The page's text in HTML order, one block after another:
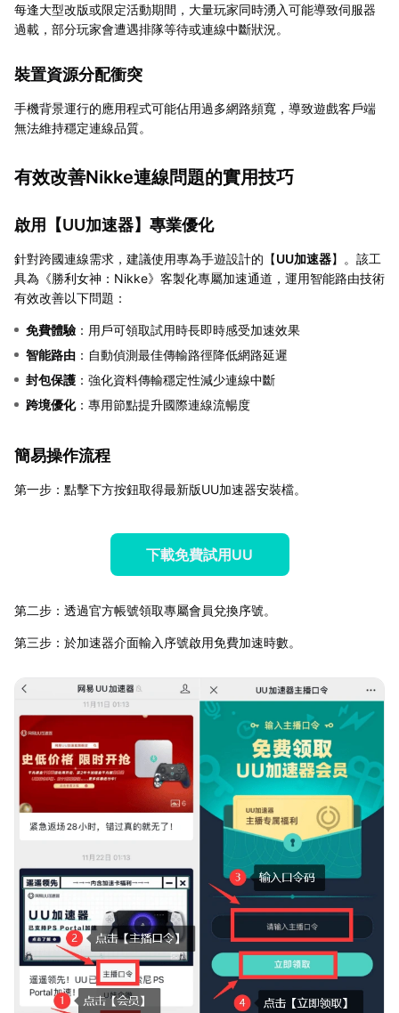
每逢大型改版或限定活動期間，大量玩家同時湧入可能導致伺服器
過載，部分玩家會遭遇排隊等待或連線中斷狀況。
裝置資源分配衝突
手機背景運行的應用程式可能佔用過多網路頻寬，導致遊戲客戶端
無法維持穩定連線品質。
有效改善Nikke連線問題的實用技巧
啟用【UU加速器】專業優化
針對跨國連線需求，建議使用專為手遊設計的【UU加速器】。該工
具為《勝利女神：Nikke》客製化專屬加速通道，運用智能路由技術
有效改善以下問題：
免費體驗 ：用戶可領取試用時長即時感受加速效果
智能路由 ：自動偵測最佳傳輸路徑降低網路延遲
封包保護 ：強化資料傳輸穩定性減少連線中斷
跨境優化：專用節點提升國際連線流暢度
簡易操作流程
第一步：點擊下方按鈕取得最新版UU加速器安裝檔。
下載免費試用UU
第二步：透過官方帳號領取專屬會員兌換序號。
第三步：於加速器介面輸入序號啟用免費加速時數。